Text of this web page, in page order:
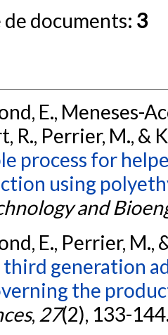
documents: 3
E., Meneses-
R., Perrier, M., &
process for
using
and
E., Perrier, M.,
generation
the
, 27(2), 133-